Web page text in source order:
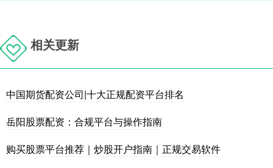
相关更新
中国期货配资公司|十大正规配资平台排名
岳阳股票配资：合规平台与操作指南
购买股票平台推荐｜炒股开户指南｜正规交易软件